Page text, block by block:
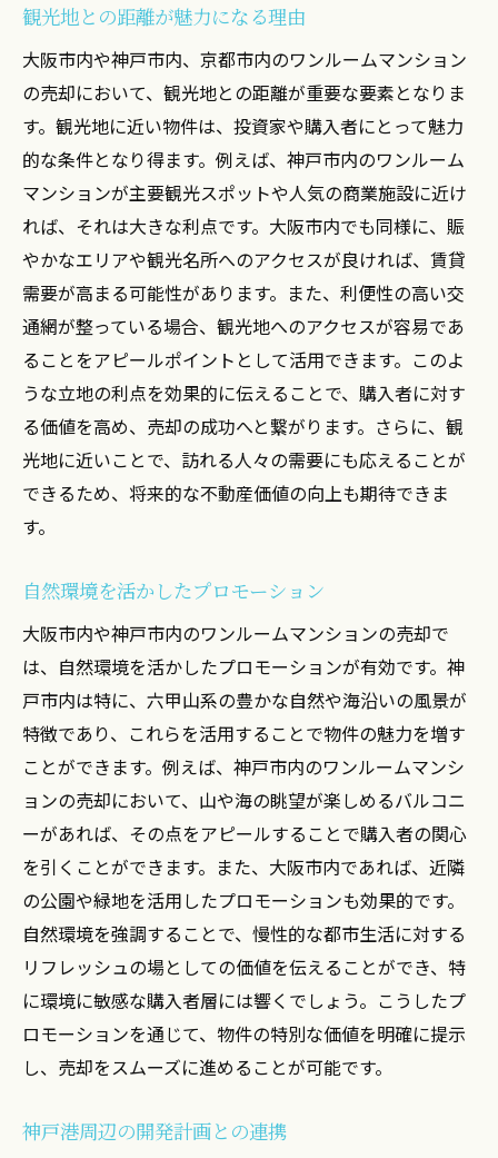
観光地との距離が魅力になる理由
大阪市内や神戸市内、京都市内のワンルームマンション
の売却において、観光地との距離が重要な要素となりま
す。観光地に近い物件は、投資家や購入者にとって魅力
的な条件となり得ます。例えば、神戸市内のワンルーム
マンションが主要観光スポットや人気の商業施設に近け
れば、それは大きな利点です。大阪市内でも同様に、賑
やかなエリアや観光名所へのアクセスが良ければ、賃貸
需要が高まる可能性があります。また、利便性の高い交
通網が整っている場合、観光地へのアクセスが容易であ
ることをアピールポイントとして活用できます。このよ
うな立地の利点を効果的に伝えることで、購入者に対す
る価値を高め、売却の成功へと繋がります。さらに、観
光地に近いことで、訪れる人々の需要にも応えることが
できるため、将来的な不動産価値の向上も期待できま
す。
自然環境を活かしたプロモーション
大阪市内や神戸市内のワンルームマンションの売却で
は、自然環境を活かしたプロモーションが有効です。神
戸市内は特に、六甲山系の豊かな自然や海沿いの風景が
特徴であり、これらを活用することで物件の魅力を増す
ことができます。例えば、神戸市内のワンルームマンシ
ョンの売却において、山や海の眺望が楽しめるバルコニ
ーがあれば、その点をアピールすることで購入者の関心
を引くことができます。また、大阪市内であれば、近隣
の公園や緑地を活用したプロモーションも効果的です。
自然環境を強調することで、慢性的な都市生活に対する
リフレッシュの場としての価値を伝えることができ、特
に環境に敏感な購入者層には響くでしょう。こうしたプ
ロモーションを通じて、物件の特別な価値を明確に提示
し、売却をスムーズに進めることが可能です。
神戸港周辺の開発計画との連携